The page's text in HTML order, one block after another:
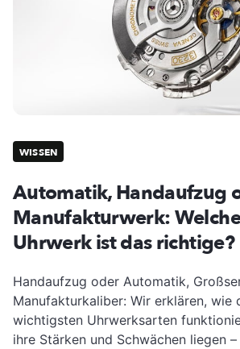
WISSEN
Automatik, Handaufzug
Manufakturwerk:
Uhrwerk ist das richtige?
Handaufzug oder Automatik,
Manufakturkaliber: Wir erklären, wie
wichtigsten Uhrwerksarten
ihre Stärken und Schwächen liegen